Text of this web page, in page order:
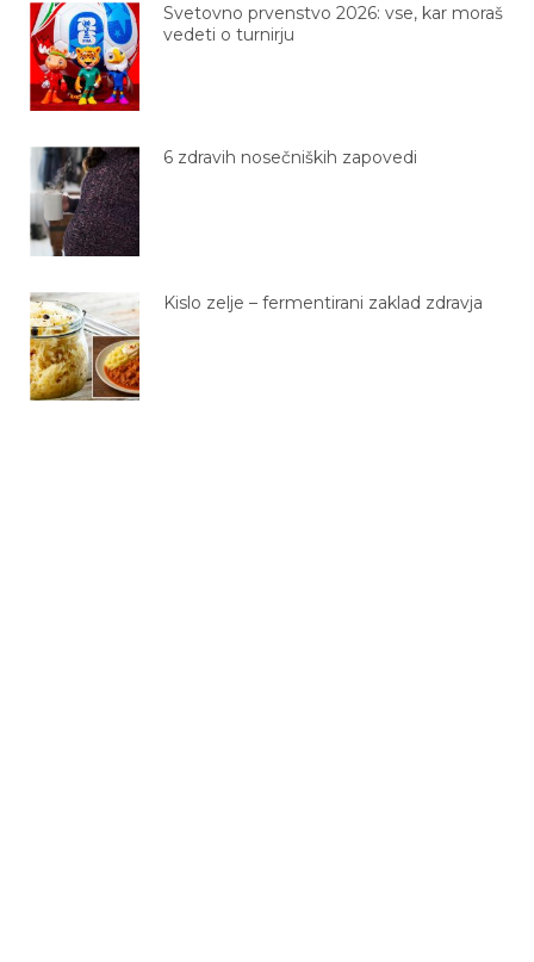
Svetovno prvenstvo 2026: vse, kar moraš
vedeti o turnirju
6 zdravih nosečniških zapovedi
Kislo zelje – fermentirani zaklad zdravja